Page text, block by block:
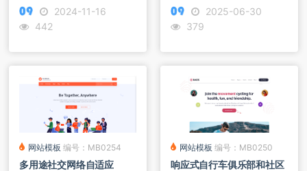
2024-11-16
442
2025-06-30
379
网站模板 编号：MB0254
多用途社交网络自适应
网站模板 编号：MB0250
响应式自行车俱乐部和社区